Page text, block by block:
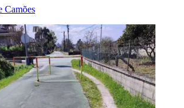
Camões